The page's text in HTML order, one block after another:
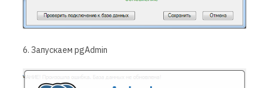
6. Запускаем pgAdmin